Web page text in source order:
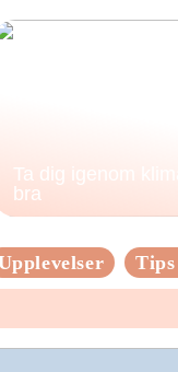
Ta dig igenom
bra